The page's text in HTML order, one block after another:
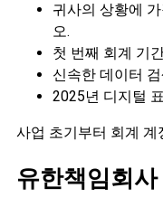
귀사의 상황에
오.
첫 번째 회계 기
신속한 데이터
2025년 디지털
사업 초기부터 회계
유한책임회